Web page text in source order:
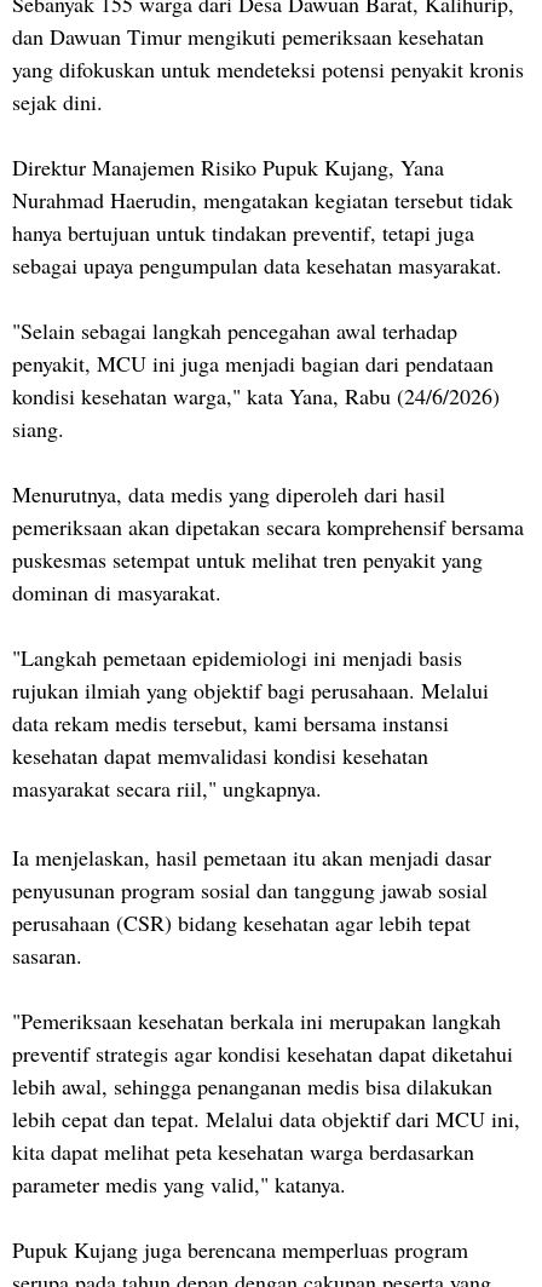
dan Dawuan Timur mengikuti pemeriksaan kesehatan
yang difokuskan untuk mendeteksi potensi penyakit kronis
sejak dini.
Direktur Manajemen Risiko Pupuk Kujang, Yana
Nurahmad Haerudin, mengatakan kegiatan tersebut tidak
hanya bertujuan untuk tindakan preventif, tetapi juga
sebagai upaya pengumpulan data kesehatan masyarakat.
"Selain sebagai langkah pencegahan awal terhadap
penyakit, MCU ini juga menjadi bagian dari pendataan
kondisi kesehatan warga," kata Yana, Rabu (24/6/2026)
siang.
Menurutnya, data medis yang diperoleh dari hasil
pemeriksaan akan dipetakan secara komprehensif bersama
puskesmas setempat untuk melihat tren penyakit yang
dominan di masyarakat.
"Langkah pemetaan epidemiologi ini menjadi basis
rujukan ilmiah yang objektif bagi perusahaan. Melalui
data rekam medis tersebut, kami bersama instansi
kesehatan dapat memvalidasi kondisi kesehatan
masyarakat secara riil," ungkapnya.
Ia menjelaskan, hasil pemetaan itu akan menjadi dasar
penyusunan program sosial dan tanggung jawab sosial
perusahaan (CSR) bidang kesehatan agar lebih tepat
sasaran.
"Pemeriksaan kesehatan berkala ini merupakan langkah
preventif strategis agar kondisi kesehatan dapat diketahui
lebih awal, sehingga penanganan medis bisa dilakukan
lebih cepat dan tepat. Melalui data objektif dari MCU ini,
kita dapat melihat peta kesehatan warga berdasarkan
parameter medis yang valid," katanya.
Pupuk Kujang juga berencana memperluas program